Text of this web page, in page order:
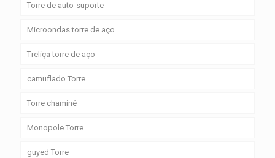
Torre de auto-suporte
Microondas torre de aço
Treliça torre de aço
camuflado Torre
Torre chaminé
Monopole Torre
guyed Torre